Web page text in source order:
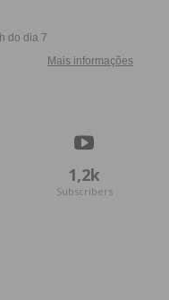
1,2k
Subscribers